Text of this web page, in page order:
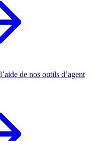
de nos outils d’agent